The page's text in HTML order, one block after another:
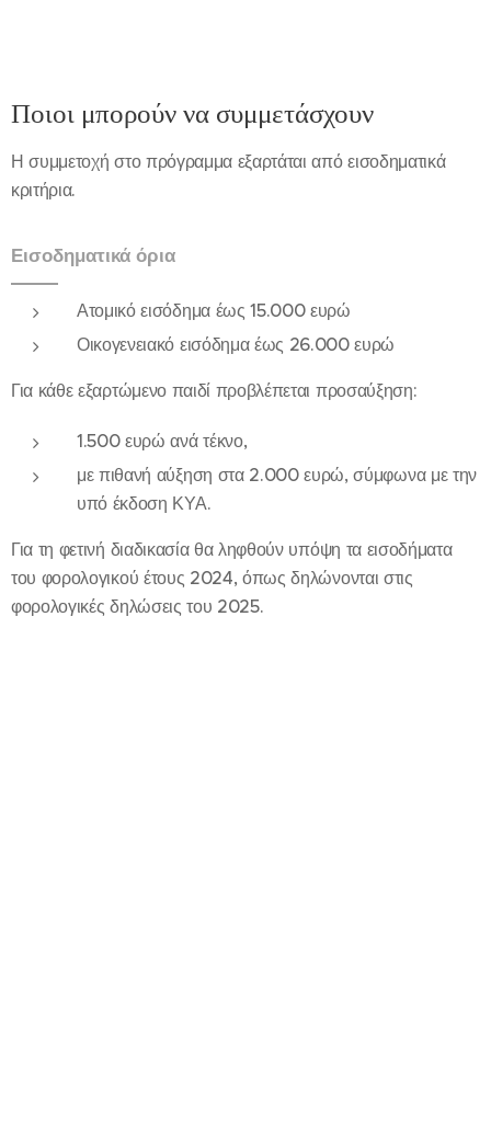
Ποιοι μπορούν να συμμετάσχουν
Η συμμετοχή στο πρόγραμμα εξαρτάται από εισοδηματικά
κριτήρια.
Εισοδηματικά όρια
Ατομικό εισόδημα έως 15.000 ευρώ
Οικογενειακό εισόδημα έως 26.000 ευρώ
Για κάθε εξαρτώμενο παιδί προβλέπεται προσαύξηση:
1.500 ευρώ ανά τέκνο,
με πιθανή αύξηση στα 2.000 ευρώ, σύμφωνα με την
υπό έκδοση ΚΥΑ.
Για τη φετινή διαδικασία θα ληφθούν υπόψη τα εισοδήματα
του φορολογικού έτους 2024, όπως δηλώνονται στις
φορολογικές δηλώσεις του 2025.